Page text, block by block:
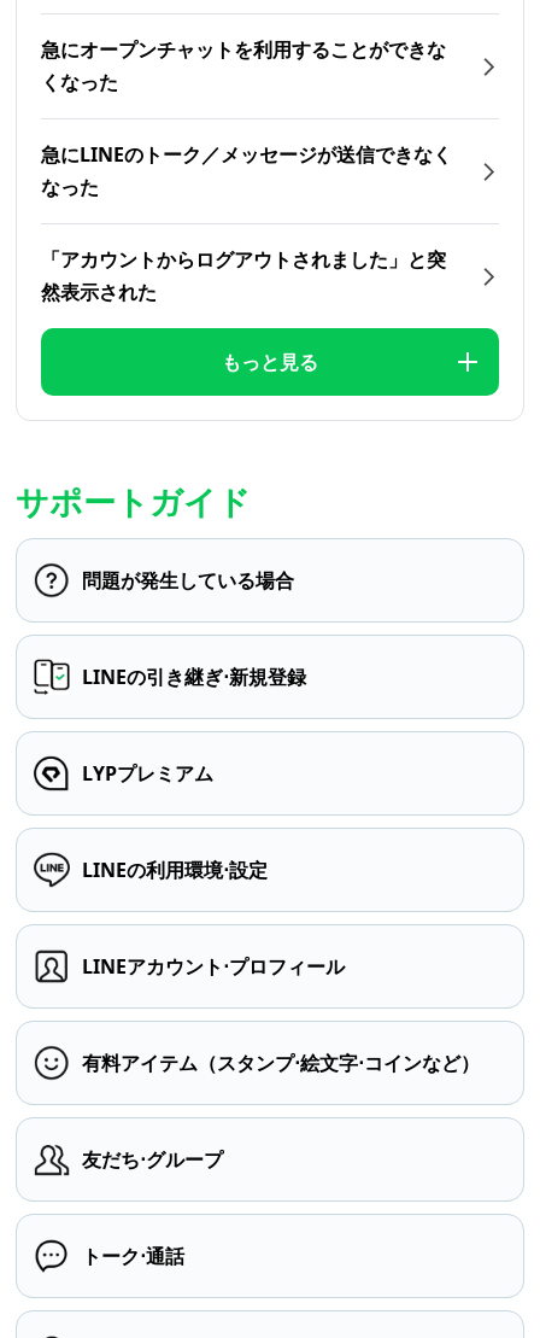
急にオープンチャットを利用することができな
くなった
急にLINEのトーク／メッセージが送信できなく
なった
「アカウントからログアウトされました」と突
然表示された
もっと見る
サポートガイド
問題が発生している場合
LINEの引き継ぎ⋅新規登録
LYPプレミアム
LINEの利用環境⋅設定
LINEアカウント⋅プロフィール
有料アイテム（スタンプ⋅絵文字⋅コインなど）
友だち⋅グループ
トーク⋅通話